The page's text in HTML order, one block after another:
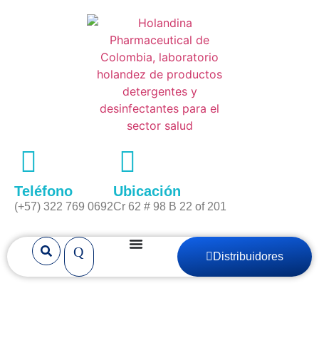
Teléfono
(+57) 322 769 0692
Ubicación
Cr 62 # 98 B 22 of 201
Distribuidores